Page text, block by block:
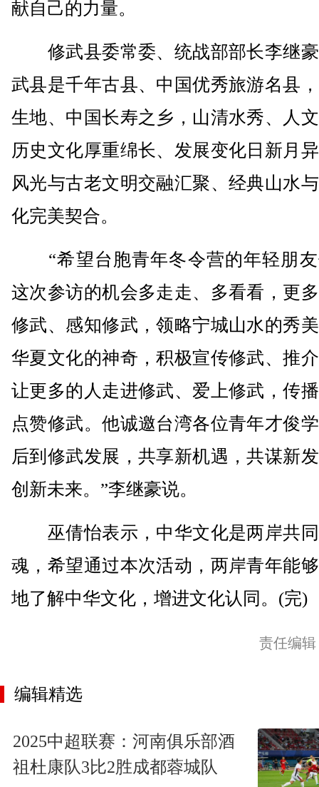
献自己的力量。
修武县委常委、统战部部长李继
武县是千年古县、中国优秀旅游名县
生地、中国长寿之乡，山清水秀、人
历史文化厚重绵长、发展变化日新月
风光与古老文明交融汇聚、经典山水
化完美契合。
“希望台胞青年冬令营的年轻朋友
这次参访的机会多走走、多看看，更
修武、感知修武，领略宁城山水的秀
华夏文化的神奇，积极宣传修武、推
让更多的人走进修武、爱上修武，传
点赞修武。他诚邀台湾各位青年才俊
后到修武发展，共享新机遇，共谋新
创新未来。”李继豪说。
巫倩怡表示，中华文化是两岸共
魂，希望通过本次活动，两岸青年能
地了解中华文化，增进文化认同。(完)
责任编
编辑精选
2025中超联赛：河南俱乐部酒
祖杜康队3比2胜成都蓉城队